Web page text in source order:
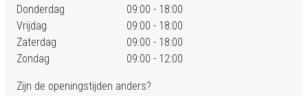
Donderdag
09:00 - 18:00
Vrijdag
09:00 - 18:00
Zaterdag
09:00 - 18:00
Zondag
09:00 - 12:00
Zijn de openingstijden anders?